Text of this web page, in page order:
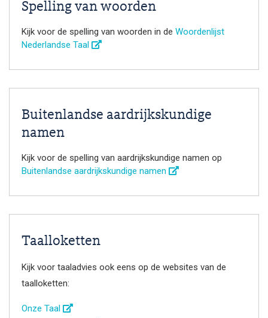
Spelling van woorden
Kijk voor de spelling van woorden in de Woordenlijst
Nederlandse Taal
Buitenlandse aardrijkskundige
namen
Kijk voor de spelling van aardrijkskundige namen op
Buitenlandse aardrijkskundige namen
Taalloketten
Kijk voor taaladvies ook eens op de websites van de
taalloketten:
Onze Taal